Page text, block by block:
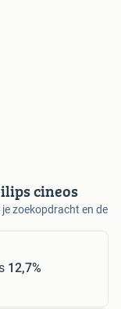
cineos
zoekopdracht en de
12,7%